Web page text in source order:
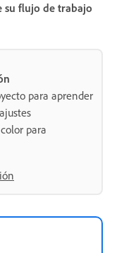
su flujo de trabajo
para aprender
para